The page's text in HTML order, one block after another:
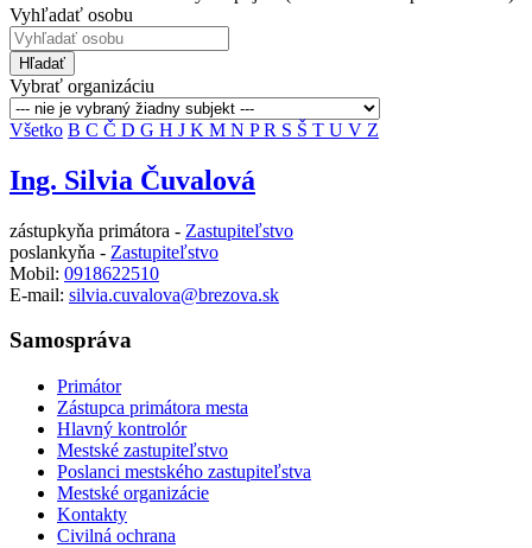
Vyhľadať osobu
Hľadať
Vybrať organizáciu
Všetko B C Č D G H J K M N PR S Š T U V Z
Ing. Silvia Čuvalová
zástupkyňa primátora - Zastupiteľstvo
poslankyňa - Zastupiteľstvo
Mobil: 0918622510
E-mail: silvia.cuvalova@brezova.sk
Samospráva
Primátor
Zástupca primátora mesta
Hlavný kontrolór
Mestské zastupiteľstvo
Poslanci mestského zastupiteľstva
Mestské organizácie
Kontakty
Civilná ochrana